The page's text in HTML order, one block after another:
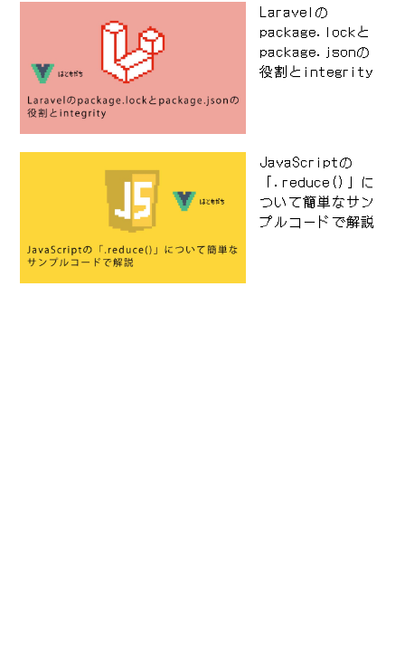
Laravelの
package.lockと
package.jsonの
役割とintegrity
JavaScriptの
「.reduce()」に
ついて簡単なサン
プルコードで解説